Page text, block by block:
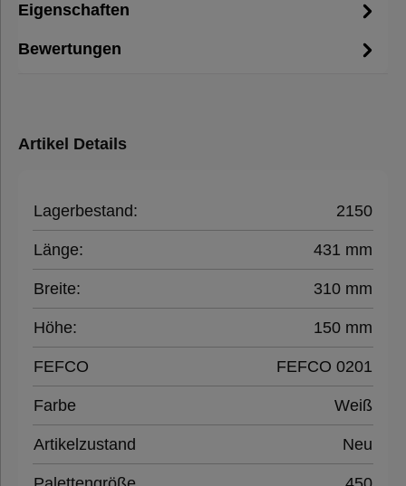
Eigenschaften
Bewertungen
Artikel Details
Lagerbestand: 2150
Länge: 431 mm
Breite: 310 mm
Höhe: 150 mm
FEFCO FEFCO 0201
Farbe Weiß
Artikelzustand Neu